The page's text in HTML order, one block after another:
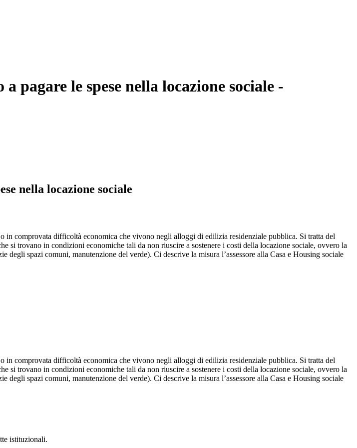
pagare le spese nella locazione sociale -
nella locazione sociale
comprovata difficoltà economica che vivono negli alloggi di edilizia residenziale pubblica. Si tratta del
si trovano in condizioni economiche tali da non riuscire a sostenere i costi della locazione sociale, ovvero la
spazi comuni, manutenzione del verde). Ci descrive la misura l’assessore alla Casa e Housing sociale
comprovata difficoltà economica che vivono negli alloggi di edilizia residenziale pubblica. Si tratta del
si trovano in condizioni economiche tali da non riuscire a sostenere i costi della locazione sociale, ovvero la
spazi comuni, manutenzione del verde). Ci descrive la misura l’assessore alla Casa e Housing sociale
istituzionali.